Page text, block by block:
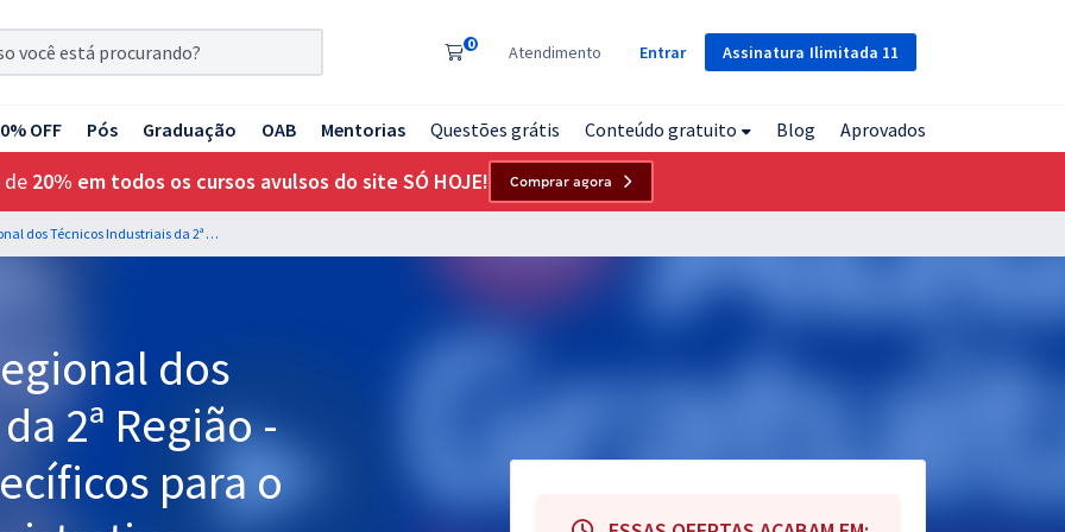
Assinatura Ilimitada 11
0 Atendimento Entrar
OFF Pós Graduação OAB Mentorias Questões grátis Conteúdo gratuito Blog Aprovados
de 20% em todos os cursos avulsos do site SÓ HOJE! Comprar agora
CRT 02 - Conselho Regional dos Técnicos Industriais da 2ª Região - Conhecimentos Específicos para o Cargo: Agente Administrativo
dos
2ª Região -
para o